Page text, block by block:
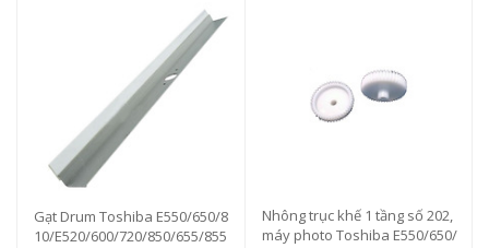
Gạt Drum Toshiba E550/650/8
10/E520/600/720/850/655/855
Nhông trục khế 1 tầng số 202,
máy photo Toshiba E550/650/